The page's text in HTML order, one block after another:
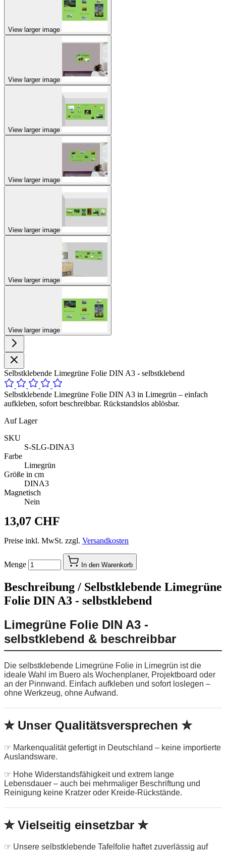
View larger image
View larger image
View larger image
View larger image
View larger image
View larger image
View larger image
Selbstklebende Limegrüne Folie DIN A3 - selbstklebend
Selbstklebende Limegrüne Folie DIN A3 in Limegrün – einfach
aufkleben, sofort beschreibbar. Rückstandslos ablösbar.
Auf Lager
SKU
S-SLG-DINA3
Farbe
Limegrün
Größe in cm
DINA3
Magnetisch
Nein
13,07 CHF
Preise inkl. MwSt. zzgl. Versandkosten
Menge In den Warenkorb
Beschreibung / Selbstklebende Limegrüne
Folie DIN A3 - selbstklebend
Limegrüne Folie DIN A3 -
selbstklebend & beschreibbar
Die selbstklebende Limegrüne Folie in Limegrün ist die
ideale Wahl im Buero als Wochenplaner, Projektboard oder
an der Pinnwand. Einfach aufkleben und sofort loslegen –
ohne Werkzeug, ohne Aufwand.
✮ Unser Qualitätsversprechen ✮
☞ Markenqualität gefertigt in Deutschland – keine importierte
Auslandsware.
☞ Hohe Widerstandsfähigkeit und extrem lange
Lebensdauer – auch bei mehrmaliger Beschriftung und
Reinigung keine Kratzer oder Kreide-Rückstände.
✮ Vielseitig einsetzbar ✮
☞ Unsere selbstklebende Tafelfolie haftet zuverlässig auf